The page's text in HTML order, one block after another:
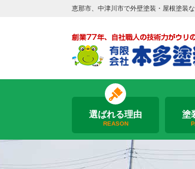
恵那市、中津川市で外壁塗装・屋根塗装
選ばれる理由
REASON
塗